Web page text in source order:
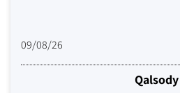
09/08/26
Qalsody